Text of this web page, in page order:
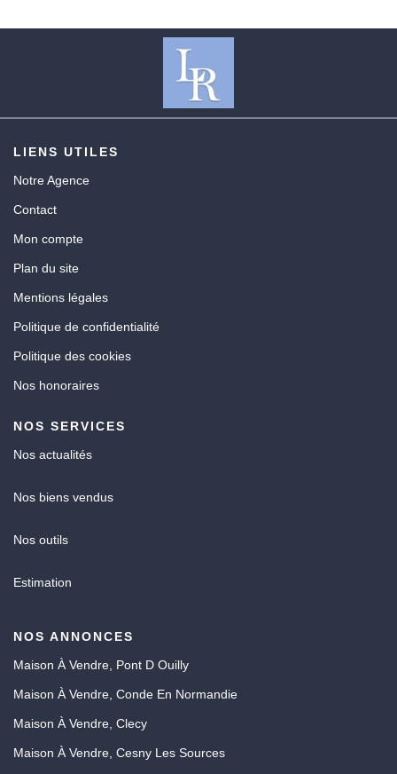
LIENS UTILES
Notre Agence
Contact
Mon compte
Plan du site
Mentions légales
Politique de confidentialité
Politique des cookies
Nos honoraires
NOS SERVICES
Nos actualités
Nos biens vendus
Nos outils
Estimation
NOS ANNONCES
Maison À Vendre, Pont D Ouilly
Maison À Vendre, Conde En Normandie
Maison À Vendre, Clecy
Maison À Vendre, Cesny Les Sources